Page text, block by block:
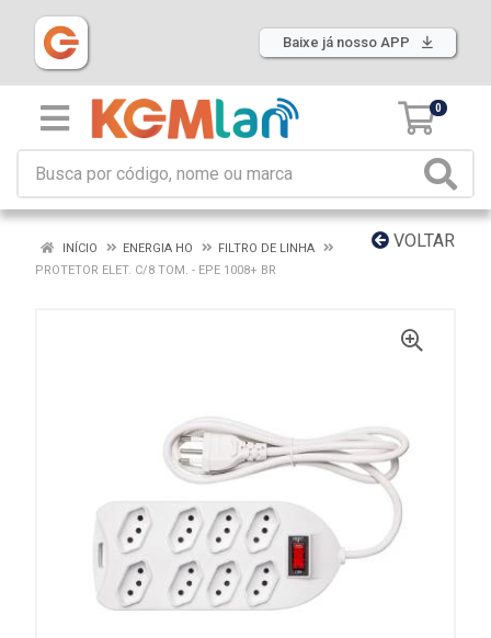
Baixe já nosso APP
0
VOLTAR
INÍCIO ENERGIA HO
FILTRO DE LINHA
PROTETOR ELET. C/8 TOM. - EPE 1008+ BR